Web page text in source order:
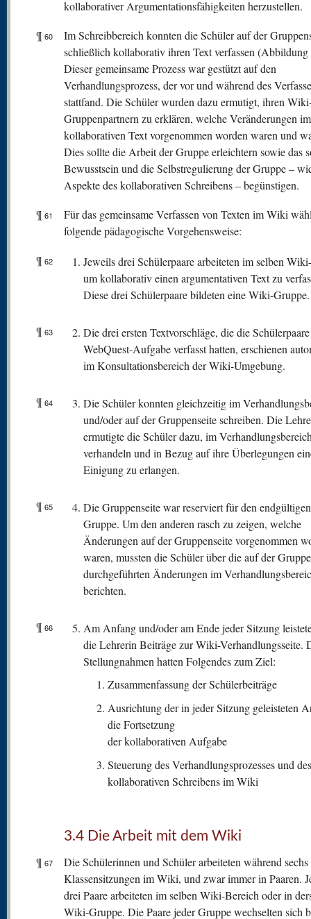
kollaborativer Argumentationsfähigkeiten herzustellen.
¶ 60
Im Schreibbereich konnten die Schüler auf der
schließlich kollaborativ ihren Text verfassen (Abbildung
Dieser gemeinsame Prozess war gestützt auf den
Verhandlungsprozess, der vor und während des
stattfand. Die Schüler wurden dazu ermutigt, ihren
Gruppenpartnern zu erklären, welche Veränderungen im
kollaborativen Text vorgenommen worden waren und
Dies sollte die Arbeit der Gruppe erleichtern sowie das
Bewusstsein und die Selbstregulierung der Gruppe –
Aspekte des kollaborativen Schreibens – begünstigen.
¶ 61
Für das gemeinsame Verfassen von Texten im Wiki
folgende pädagogische Vorgehensweise:
¶ 62
Jeweils drei Schülerpaare arbeiteten im selben
um kollaborativ einen argumentativen Text zu
Diese drei Schülerpaare bildeten eine Wiki-Gruppe.
¶ 63
Die drei ersten Textvorschläge, die die
WebQuest-Aufgabe verfasst hatten, erschienen
im Konsultationsbereich der Wiki-Umgebung.
¶ 64
Die Schüler konnten gleichzeitig im
und/oder auf der Gruppenseite schreiben. Die
ermutigte die Schüler dazu, im
verhandeln und in Bezug auf ihre Überlegungen
Einigung zu erlangen.
¶ 65
Die Gruppenseite war reserviert für den
Gruppe. Um den anderen rasch zu zeigen, welche
Änderungen auf der Gruppenseite vorgenommen
waren, mussten die Schüler über die auf der
durchgeführten Änderungen im
berichten.
¶ 66
Am Anfang und/oder am Ende jeder Sitzung
die Lehrerin Beiträge zur Wiki-Verhandlungsseite.
Stellungnahmen hatten Folgendes zum Ziel:
Zusammenfassung der Schülerbeiträge
Ausrichtung der in jeder Sitzung geleisteten
die Fortsetzung
der kollaborativen Aufgabe
Steuerung des Verhandlungsprozesses und des
kollaborativen Schreibens im Wiki
3.4 Die Arbeit mit dem Wiki
¶ 67
Die Schülerinnen und Schüler arbeiteten während sechs
Klassensitzungen im Wiki, und zwar immer in Paaren.
drei Paare arbeiteten im selben Wiki-Bereich oder in
Wiki-Gruppe. Die Paare jeder Gruppe wechselten sich